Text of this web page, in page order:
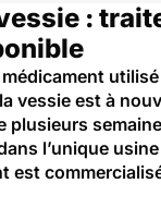
:
médicament
vessie est à
plusieurs
l’unique
est